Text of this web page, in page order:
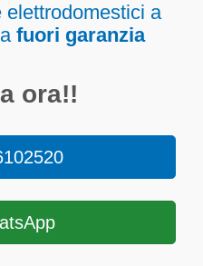
a
fuori garanzia
ora!!